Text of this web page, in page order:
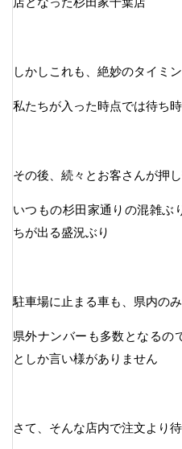
しかしこれも、絶妙のタイミ
私たちが入った時点では待ち
その後、続々とお客さんが押
いつもの杉田家通りの混雑ぶ
ちが出る盛況ぶり
駐車場に止まる車も、県内のみ
県外ナンバーも多数となるの
としか言い様がありません
さて、そんな店内で注文より